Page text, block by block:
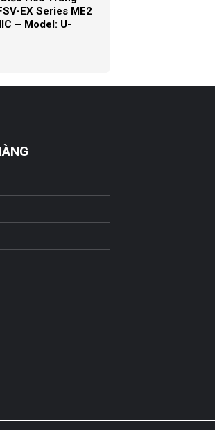
EX Series ME2
– Model: U-